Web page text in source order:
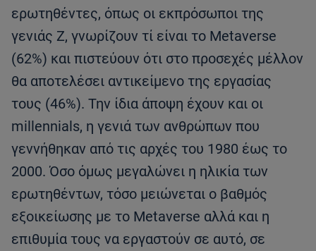
ερωτηθέντες, όπως οι εκπρόσωποι της
γενιάς Z, γνωρίζουν τί είναι το Metaverse
(62%) και πιστεύουν ότι στο προσεχές μέλλον
θα αποτελέσει αντικείμενο της εργασίας
τους (46%). Την ίδια άποψη έχουν και οι
millennials, η γενιά των ανθρώπων που
γεννήθηκαν από τις αρχές του 1980 έως το
2000. Όσο όμως μεγαλώνει η ηλικία των
ερωτηθέντων, τόσο μειώνεται ο βαθμός
εξοικείωσης με το Metaverse αλλά και η
επιθυμία τους να εργαστούν σε αυτό, σε